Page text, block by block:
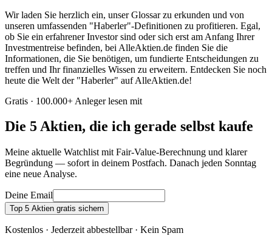
Wir laden Sie herzlich ein, unser Glossar zu erkunden und von
unseren umfassenden "Haberler"-Definitionen zu profitieren. Egal,
ob Sie ein erfahrener Investor sind oder sich erst am Anfang Ihrer
Investmentreise befinden, bei AlleAktien.de finden Sie die
Informationen, die Sie benötigen, um fundierte Entscheidungen zu
treffen und Ihr finanzielles Wissen zu erweitern. Entdecken Sie noch
heute die Welt der "Haberler" auf AlleAktien.de!
Gratis · 100.000+ Anleger lesen mit
Die 5 Aktien, die ich gerade selbst kaufe
Meine aktuelle Watchlist mit Fair-Value-Berechnung und klarer
Begründung — sofort in deinem Postfach. Danach jeden Sonntag
eine neue Analyse.
Deine Email
Top 5 Aktien gratis sichern
Kostenlos · Jederzeit abbestellbar · Kein Spam